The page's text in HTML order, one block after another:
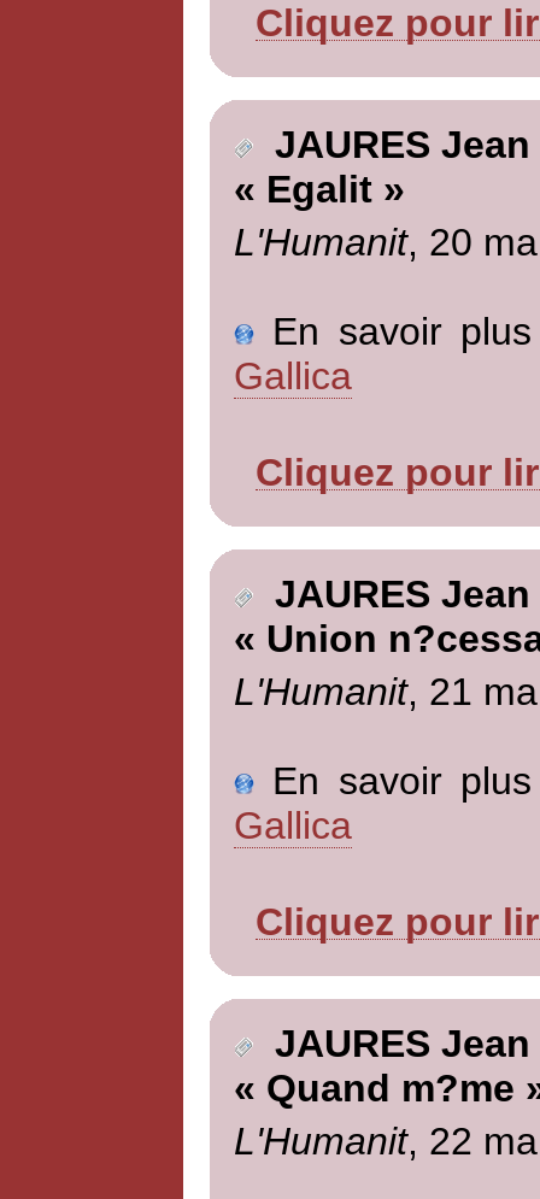
Cliquez pour
JAURES Jean
« Egalit »
L'Humanit, 20
En savoir
Gallica
Cliquez pour
JAURES Jean
« Union
L'Humanit, 21
En savoir
Gallica
Cliquez pour
JAURES Jean
« Quand m?me
L'Humanit, 22